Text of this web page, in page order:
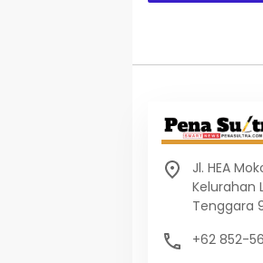
Jl. HEA
Kelurahan
Tenggara
+62 852-